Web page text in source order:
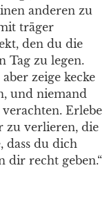
anderen zu
träger
den du die
Tag zu legen.
zeige kecke
und niemand
Erlebe
zu verlieren, die
dass du dich
dir recht geben.“